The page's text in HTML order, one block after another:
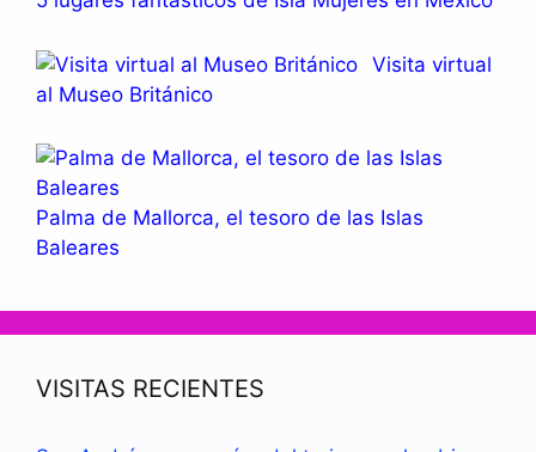
Visita virtual
al Museo Británico
Palma de Mallorca, el tesoro de las Islas
Baleares
VISITAS RECIENTES